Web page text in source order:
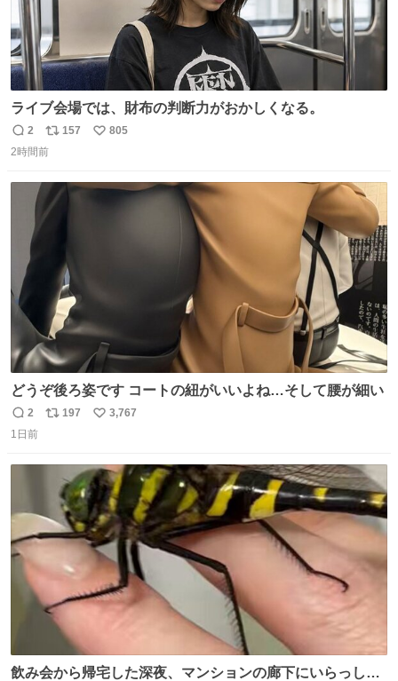
ライブ会場では、財布の判断力がおかしくなる。
返
信
2
リ
ポ
ト
数
157
い
805
2時間前
どうぞ後ろ姿です コートの紐がいいよね…そして腰が細い
返
信
2
リ
197
い
数
3,767
1日前
飲み会から帰宅した深夜、マンションの廊下にいらっしゃ